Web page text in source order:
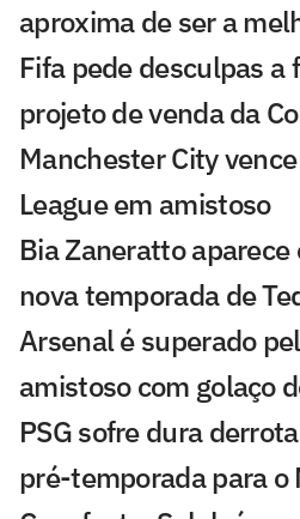
aproxima de ser a
Fifa pede desculpas a
projeto de venda da
Manchester City
League em amistoso
Bia Zaneratto
nova temporada de
Arsenal é superado
amistoso com golaço
PSG sofre dura
pré-temporada para o